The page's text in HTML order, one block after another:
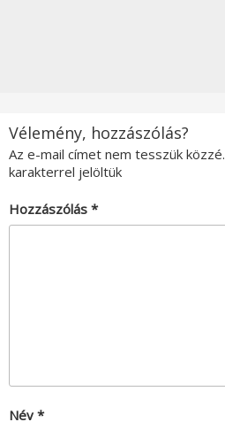
Vélemény, hozzászólás?
Az e-mail címet nem tesszük közzé.
karakterrel jelöltük
Hozzászólás *
Név *